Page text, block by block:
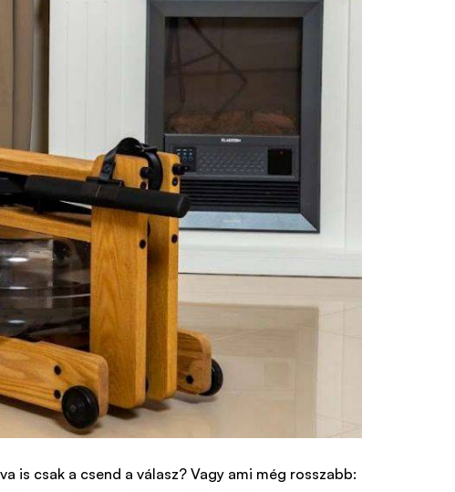
is csak a csend a válasz? Vagy ami még rosszabb: